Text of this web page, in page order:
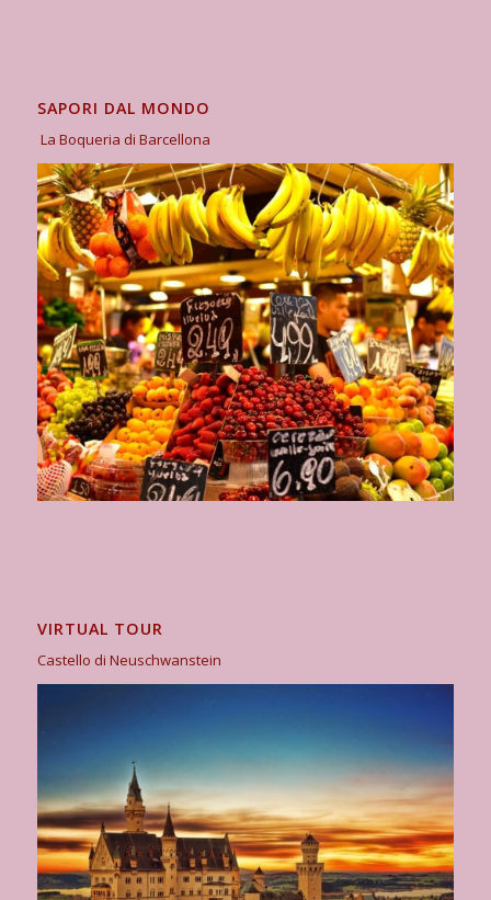
SAPORI DAL MONDO
La Boqueria di Barcellona
VIRTUAL TOUR
Castello di Neuschwanstein